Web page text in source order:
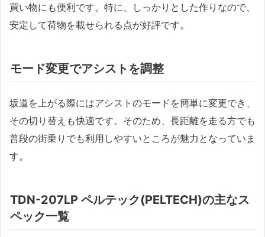
買い物にも便利です。特に、しっかりとした作りなので、
安定して荷物を載せられる点が好評です。
モード変更でアシストを調整
坂道を上がる際にはアシストのモードを簡単に変更でき、
その切り替えも快適です。そのため、長距離を走る方でも
普段の街乗りでも利用しやすいところが魅力となっていま
す。
TDN-207LP ペルテック(PELTECH)の主なス
ペック一覧